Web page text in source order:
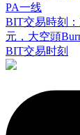
PA一线
BIT交易時刻
元，大空頭
BIT交易时刻